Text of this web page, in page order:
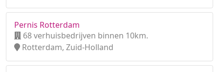
Pernis Rotterdam
68 verhuisbedrijven binnen 10km.
Rotterdam, Zuid-Holland